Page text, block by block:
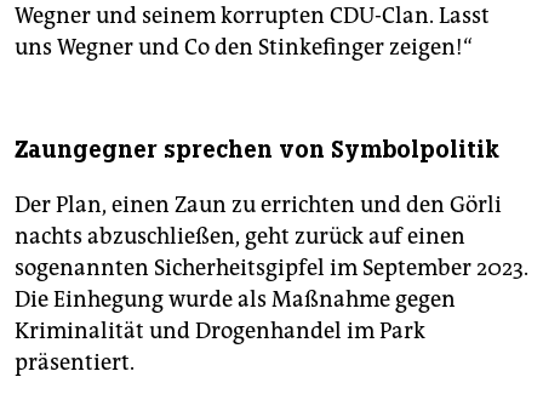
Wegner und seinem korrupten CDU-Clan. Lasst
uns Wegner und Co den Stinkefinger zeigen!“
Zaungegner sprechen von Symbolpolitik
Der Plan, einen Zaun zu errichten und den Görli
nachts abzuschließen, geht zurück auf einen
sogenannten Sicherheitsgipfel im September 2023.
Die Einhegung wurde als Maßnahme gegen
Kriminalität und Drogenhandel im Park
präsentiert.